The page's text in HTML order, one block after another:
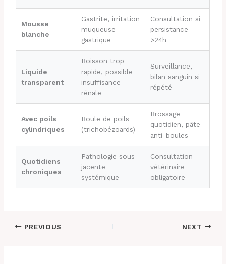
Mousse
blanche
Gastrite, irritation
muqueuse
gastrique
Consultation si
persistance
>24h
Liquide
transparent
Boisson trop
rapide, possible
insuffisance
rénale
Surveillance,
bilan sanguin si
répété
Avec poils
cylindriques
Boule de poils
(trichobézoards)
Brossage
quotidien, pâte
anti-boules
Quotidiens
chroniques
Pathologie sous-
jacente
systémique
Consultation
vétérinaire
obligatoire
PREVIOUS NEXT